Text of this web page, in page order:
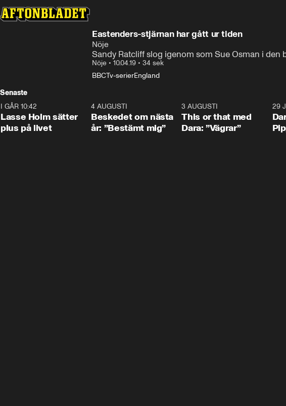
Eastenders-stjärnan har gått ur tiden
Nöje
Sandy Ratcliff slog igenom som Sue Osman i den
Nöje • 10.04.19 • 34 sek
BBCTv-serierEngland
Senaste
1:04
I GÅR 10:42
Lasse Holm sätter
plus på livet
0:24
4 AUGUSTI
Beskedet om nästa
år: ”Bestämt mig”
3 AUGUSTI
This or that med
Dara: ”Vägrar”
29